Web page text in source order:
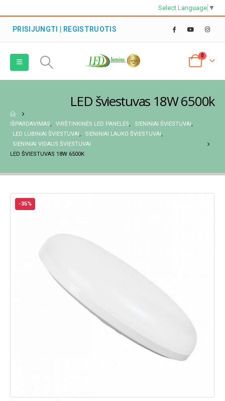
Select Language ▼
PRISIJUNGTI | REGISTRUOTIS
0
LED šviestuvas 18W 6500k
IŠPARDAVIMAS VIRŠTINKINĖS LED PANELĖS SIENINIAI ŠVIESTUVAI
LED LUBINIAI ŠVIESTUVAI
SIENINIAI LAUKO ŠVIESTUVAI
SIENINIAI VIDAUS ŠVIESTUVAI
LED ŠVIESTUVAS 18W 6500K
-35%